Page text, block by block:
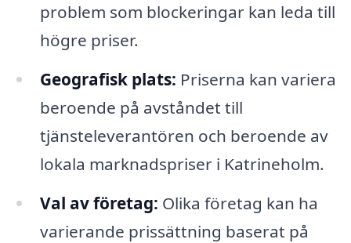
problem som blockeringar kan leda till
högre priser.
Geografisk plats: Priserna kan variera
beroende på avståndet till
tjänsteleverantören och beroende av
lokala marknadspriser i Katrineholm.
Val av företag: Olika företag kan ha
varierande prissättning baserat på